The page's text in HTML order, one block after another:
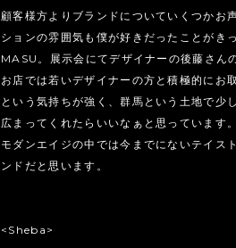
顧客様方よりブランドについていくつかお
ションの雰囲気も僕が好きだったことがき
MASU。展示会にてデザイナーの後藤さん
お店では若いデザイナーの方と積極的にお
という気持ちが強く、群馬という土地で少
広まってくれたらいいなぁと思っています
モダンエイジの中では今までにないテイス
ンドだと思います。
<Sheba>